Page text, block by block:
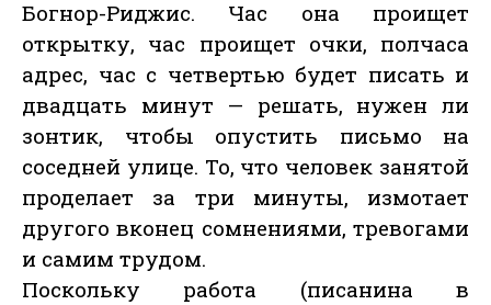
Богнор-Риджис. Час она проищет
открытку, час проищет очки, полчаса
адрес, час с четвертью будет писать и
двадцать минут — решать, нужен ли
зонтик, чтобы опустить письмо на
соседней улице. То, что человек занятой
проделает за три минуты, измотает
другого вконец сомнениями, тревогами
и самим трудом.
Поскольку работа (писанина в